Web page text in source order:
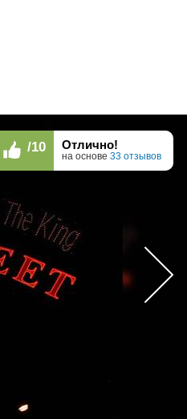
/10 Отлично!
на основе 33 отзывов